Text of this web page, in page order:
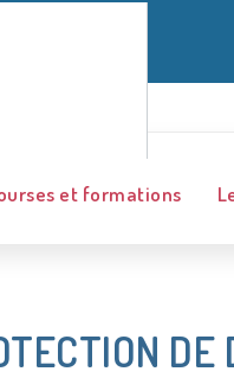
et formations